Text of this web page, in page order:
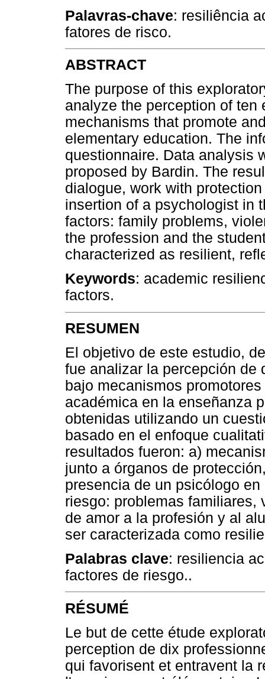
Palavras-chave: resiliência
fatores de risco.
ABSTRACT
The purpose of this
analyze the perception of
mechanisms that promote
elementary education. The
questionnaire. Data analysis
proposed by Bardin. The
dialogue, work with
insertion of a psychologist in
factors: family problems,
the profession and the
characterized as resilient,
Keywords: academic
factors.
RESUMEN
El objetivo de este estudio,
fue analizar la percepción de
bajo mecanismos
académica en la enseñanza
obtenidas utilizando un
basado en el enfoque
resultados fueron: a)
junto a órganos de
presencia de un psicólogo
riesgo: problemas
de amor a la profesión y al
ser caracterizada como
Palabras clave: resiliencia
factores de riesgo..
RÉSUMÉ
Le but de cette étude
perception de dix
qui favorisent et entravent la